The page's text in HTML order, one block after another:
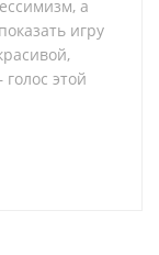
а
игру
этой